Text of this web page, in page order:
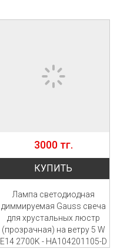
3000 тг.
КУПИТЬ
Лампа светодиодная
диммируемая Gauss свеча
для хрустальных люстр
(прозрачная) на ветру 5 W
E14 2700K - HA104201105-D